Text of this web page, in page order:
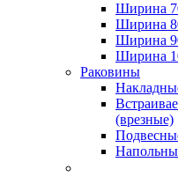
Ширина
Ширина
Ширина
Ширина
Раковины
(врезные)